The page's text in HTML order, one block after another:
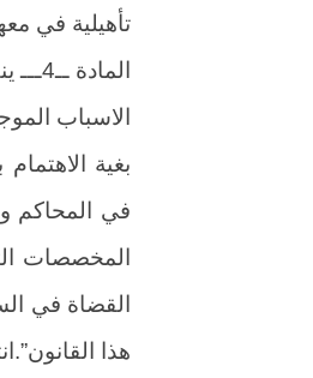
تأهيلية في
المادة ــ4ـــ ينفذ هذا القانون من تاريخ نشرة في الجريدة الرسمية.
الاسباب
بغية
في المحاكم
المخصصات
القضاة في
هذا